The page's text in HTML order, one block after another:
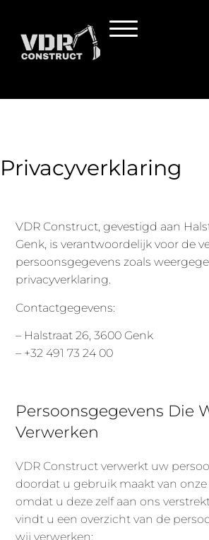
Privacyverklaring
VDR Construct, gevestigd aan
Genk, is verantwoordelijk voor de
persoonsgegevens zoals
privacyverklaring.
Contactgegevens:
– Halstraat 26, 3600 Genk
– +32 491 73 24 00
Persoonsgegevens Die
Verwerken
VDR Construct verwerkt uw
doordat u gebruik maakt van
omdat u deze zelf aan ons
vindt u een overzicht van de
wij verwerken: